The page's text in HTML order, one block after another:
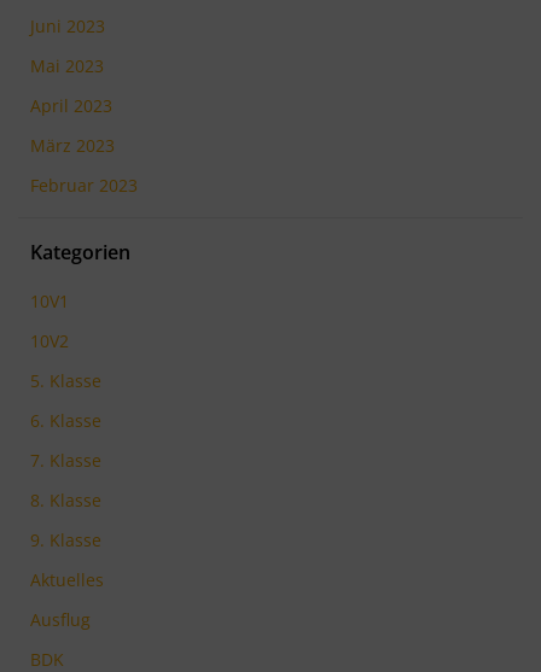
Juni 2023
Mai 2023
April 2023
März 2023
Februar 2023
Kategorien
10V1
10V2
5. Klasse
6. Klasse
7. Klasse
8. Klasse
9. Klasse
Aktuelles
Ausflug
BDK